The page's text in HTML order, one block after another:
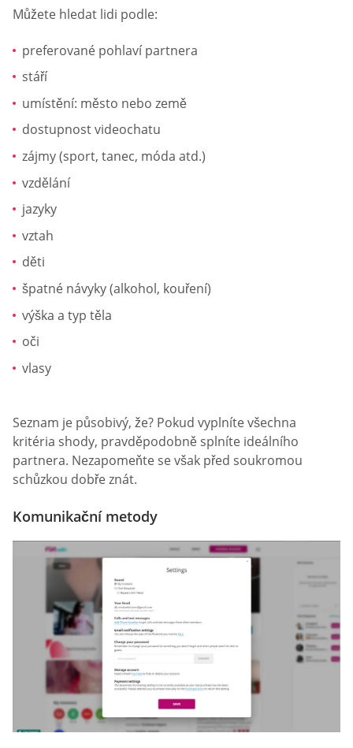
Můžete hledat lidi podle:
preferované pohlaví partnera
stáří
umístění: město nebo země
dostupnost videochatu
zájmy (sport, tanec, móda atd.)
vzdělání
jazyky
vztah
děti
špatné návyky (alkohol, kouření)
výška a typ těla
oči
vlasy
Seznam je působivý, že? Pokud vyplníte všechna
kritéria shody, pravděpodobně splníte ideálního
partnera. Nezapomeňte se však před soukromou
schůzkou dobře znát.
Komunikační metody